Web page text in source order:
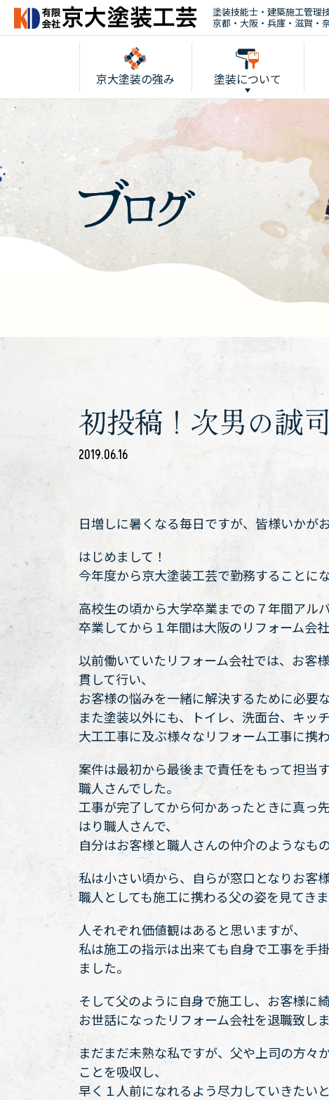
塗装技能士・建築施工管理
京都・大阪・兵庫・滋賀・
京大塗装の強み 塗装について
初投稿！次男の誠
2019.06.16
日増しに暑くなる毎日ですが、皆様いかが
はじめまして！
今年度から京大塗装工芸で勤務することに
高校生の頃から大学卒業までの７年間アル
卒業してから１年間は大阪のリフォーム会
以前働いていたリフォーム会社では、お客
貫して行い、
お客様の悩みを一緒に解決するために必要
また塗装以外にも、トイレ、洗面台、キッ
大工工事に及ぶ様々なリフォーム工事に携
案件は最初から最後まで責任をもって担当
職人さんでした。
工事が完了してから何かあったときに真っ
はり職人さんで、
自分はお客様と職人さんの仲介のようなもの
私は小さい頃から、自らが窓口となりお客
職人としても施工に携わる父の姿を見てきま
人それぞれ価値観はあると思いますが、
私は施工の指示は出来ても自身で工事を手
ました。
そして父のように自身で施工し、お客様に
お世話になったリフォーム会社を退職致しま
まだまだ未熟な私ですが、父や上司の方々
ことを吸収し、
早く１人前になれるよう尽力していきたいと